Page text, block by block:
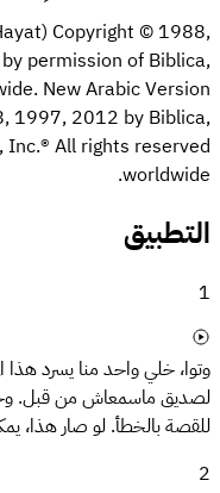
Copyright © 1988,
permission of Biblica,
New Arabic Version
1997, 2012 by Biblica,
Inc.® All rights reserved
worldwide.
التطبيق
1
وتوا، خلي واحد منا يسرد هذا
لصديق ماسمعاش من قبل.
للقصة بالخطأ. لو صار هذا،
2